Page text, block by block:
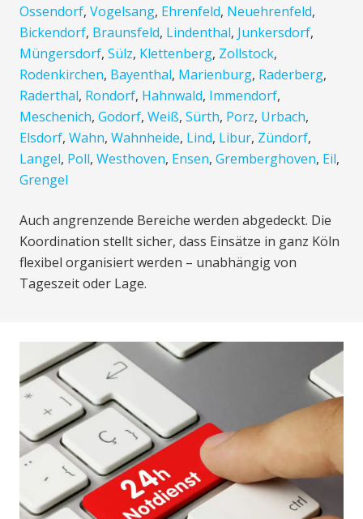
Ossendorf, Vogelsang, Ehrenfeld, Neuehrenfeld,
Bickendorf, Braunsfeld, Lindenthal, Junkersdorf,
Müngersdorf, Sülz, Klettenberg, Zollstock,
Rodenkirchen, Bayenthal, Marienburg, Raderberg,
Raderthal, Rondorf, Hahnwald, Immendorf,
Meschenich, Godorf, Weiß, Sürth, Porz, Urbach,
Elsdorf, Wahn, Wahnheide, Lind, Libur, Zündorf,
Langel, Poll, Westhoven, Ensen, Gremberghoven, Eil,
Grengel
Auch angrenzende Bereiche werden abgedeckt. Die
Koordination stellt sicher, dass Einsätze in ganz Köln
flexibel organisiert werden – unabhängig von
Tageszeit oder Lage.